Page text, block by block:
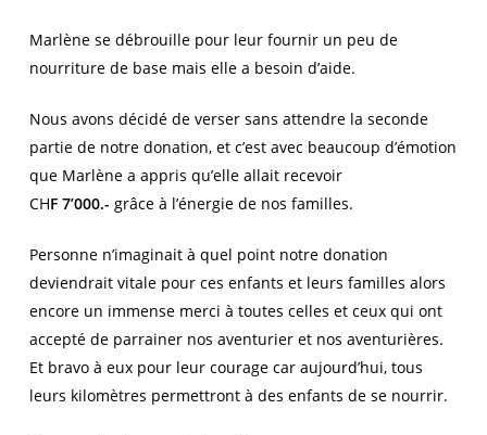
Marlène se débrouille pour leur fournir un peu de
nourriture de base mais elle a besoin d’aide.
Nous avons décidé de verser sans attendre la seconde
partie de notre donation, et c’est avec beaucoup d’émotion
que Marlène a appris qu’elle allait recevoir
CHF 7’000.- grâce à l’énergie de nos familles.
Personne n’imaginait à quel point notre donation
deviendrait vitale pour ces enfants et leurs familles alors
encore un immense merci à toutes celles et ceux qui ont
accepté de parrainer nos aventurier et nos aventurières.
Et bravo à eux pour leur courage car aujourd’hui, tous
leurs kilomètres permettront à des enfants de se nourrir.